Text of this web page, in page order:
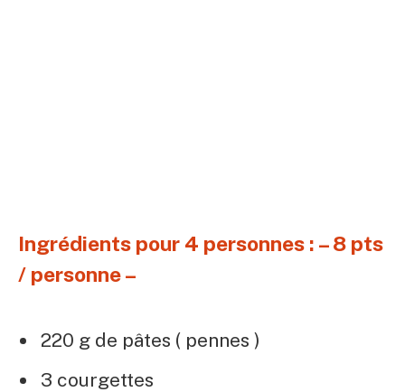
Ingrédients pour 4 personnes : – 8 pts
/ personne –
220 g de pâtes ( pennes )
3 courgettes